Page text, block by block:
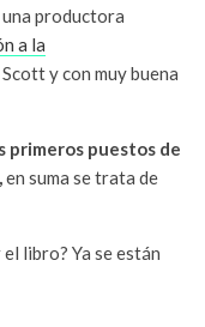
una productora
a la
y con muy buena
primeros puestos de
en suma se trata de
libro? Ya se están